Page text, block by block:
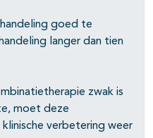
goed te
langer dan tien
zwak is
moet deze
verbetering weer